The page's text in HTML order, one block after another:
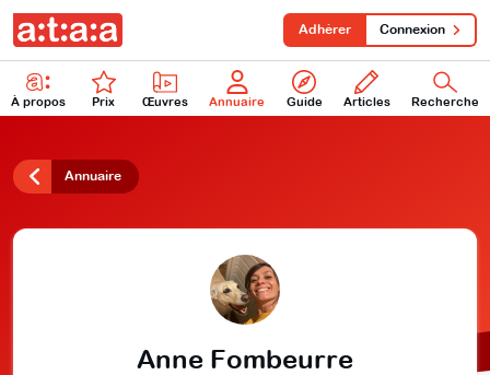
À propos Prix Œuvres Annuaire Guide Articles Recherche
Adhérer Connexion
Annuaire
Anne Fombeurre